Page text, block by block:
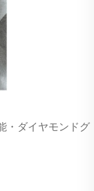
・ダイヤモンドグ